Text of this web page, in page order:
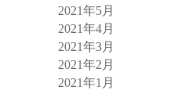
2021年5月
2021年4月
2021年3月
2021年2月
2021年1月